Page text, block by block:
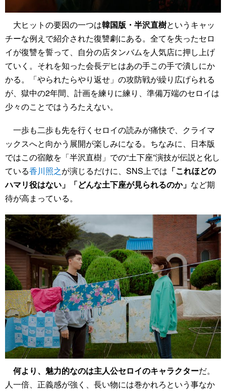
大ヒットの要因の一つは韓国版・半沢直樹というキャッ
チーな例えで紹介された復讐劇にある。全てを失ったセロ
イが復讐を誓って、自分の店タンバムを人気店に押し上げ
ていく。それを知った会長デヒはあの手この手で潰しにか
かる。「やられたらやり返せ」の攻防戦が繰り広げられる
が、獄中の2年間、計画を練りに練り、準備万端のセロイは
少々のことではうろたえない。
一歩も二歩も先を行くセロイの読みが痛快で、クライマ
ックスへと向かう展開が楽しみになる。ちなみに、日本版
ではこの宿敵を「半沢直樹」での“土下座”演技が伝説と化し
ている香川照之が演じるだけに、SNS上では 「これほどの
ハマリ役はない」「どんな土下座が見られるのか」 など期
待が高まっている。
何より、魅力的なのは主人公セロイのキャラクターだ。
人一倍、正義感が強く、長い物には巻かれろという事なか